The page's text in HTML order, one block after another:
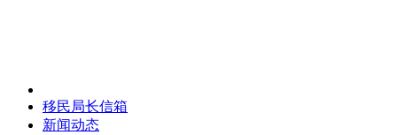
移民局长信箱
新闻动态